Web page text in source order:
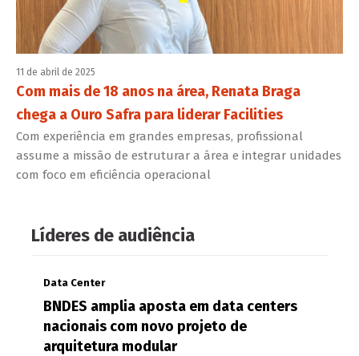
11 de abril de 2025
Com mais de 18 anos na área, Renata Braga
chega a Ouro Safra para liderar Facilities
Com experiência em grandes empresas, profissional
assume a missão de estruturar a área e integrar unidades
com foco em eficiência operacional
Líderes de audiência
Data Center
BNDES amplia aposta em data centers
nacionais com novo projeto de
arquitetura modular